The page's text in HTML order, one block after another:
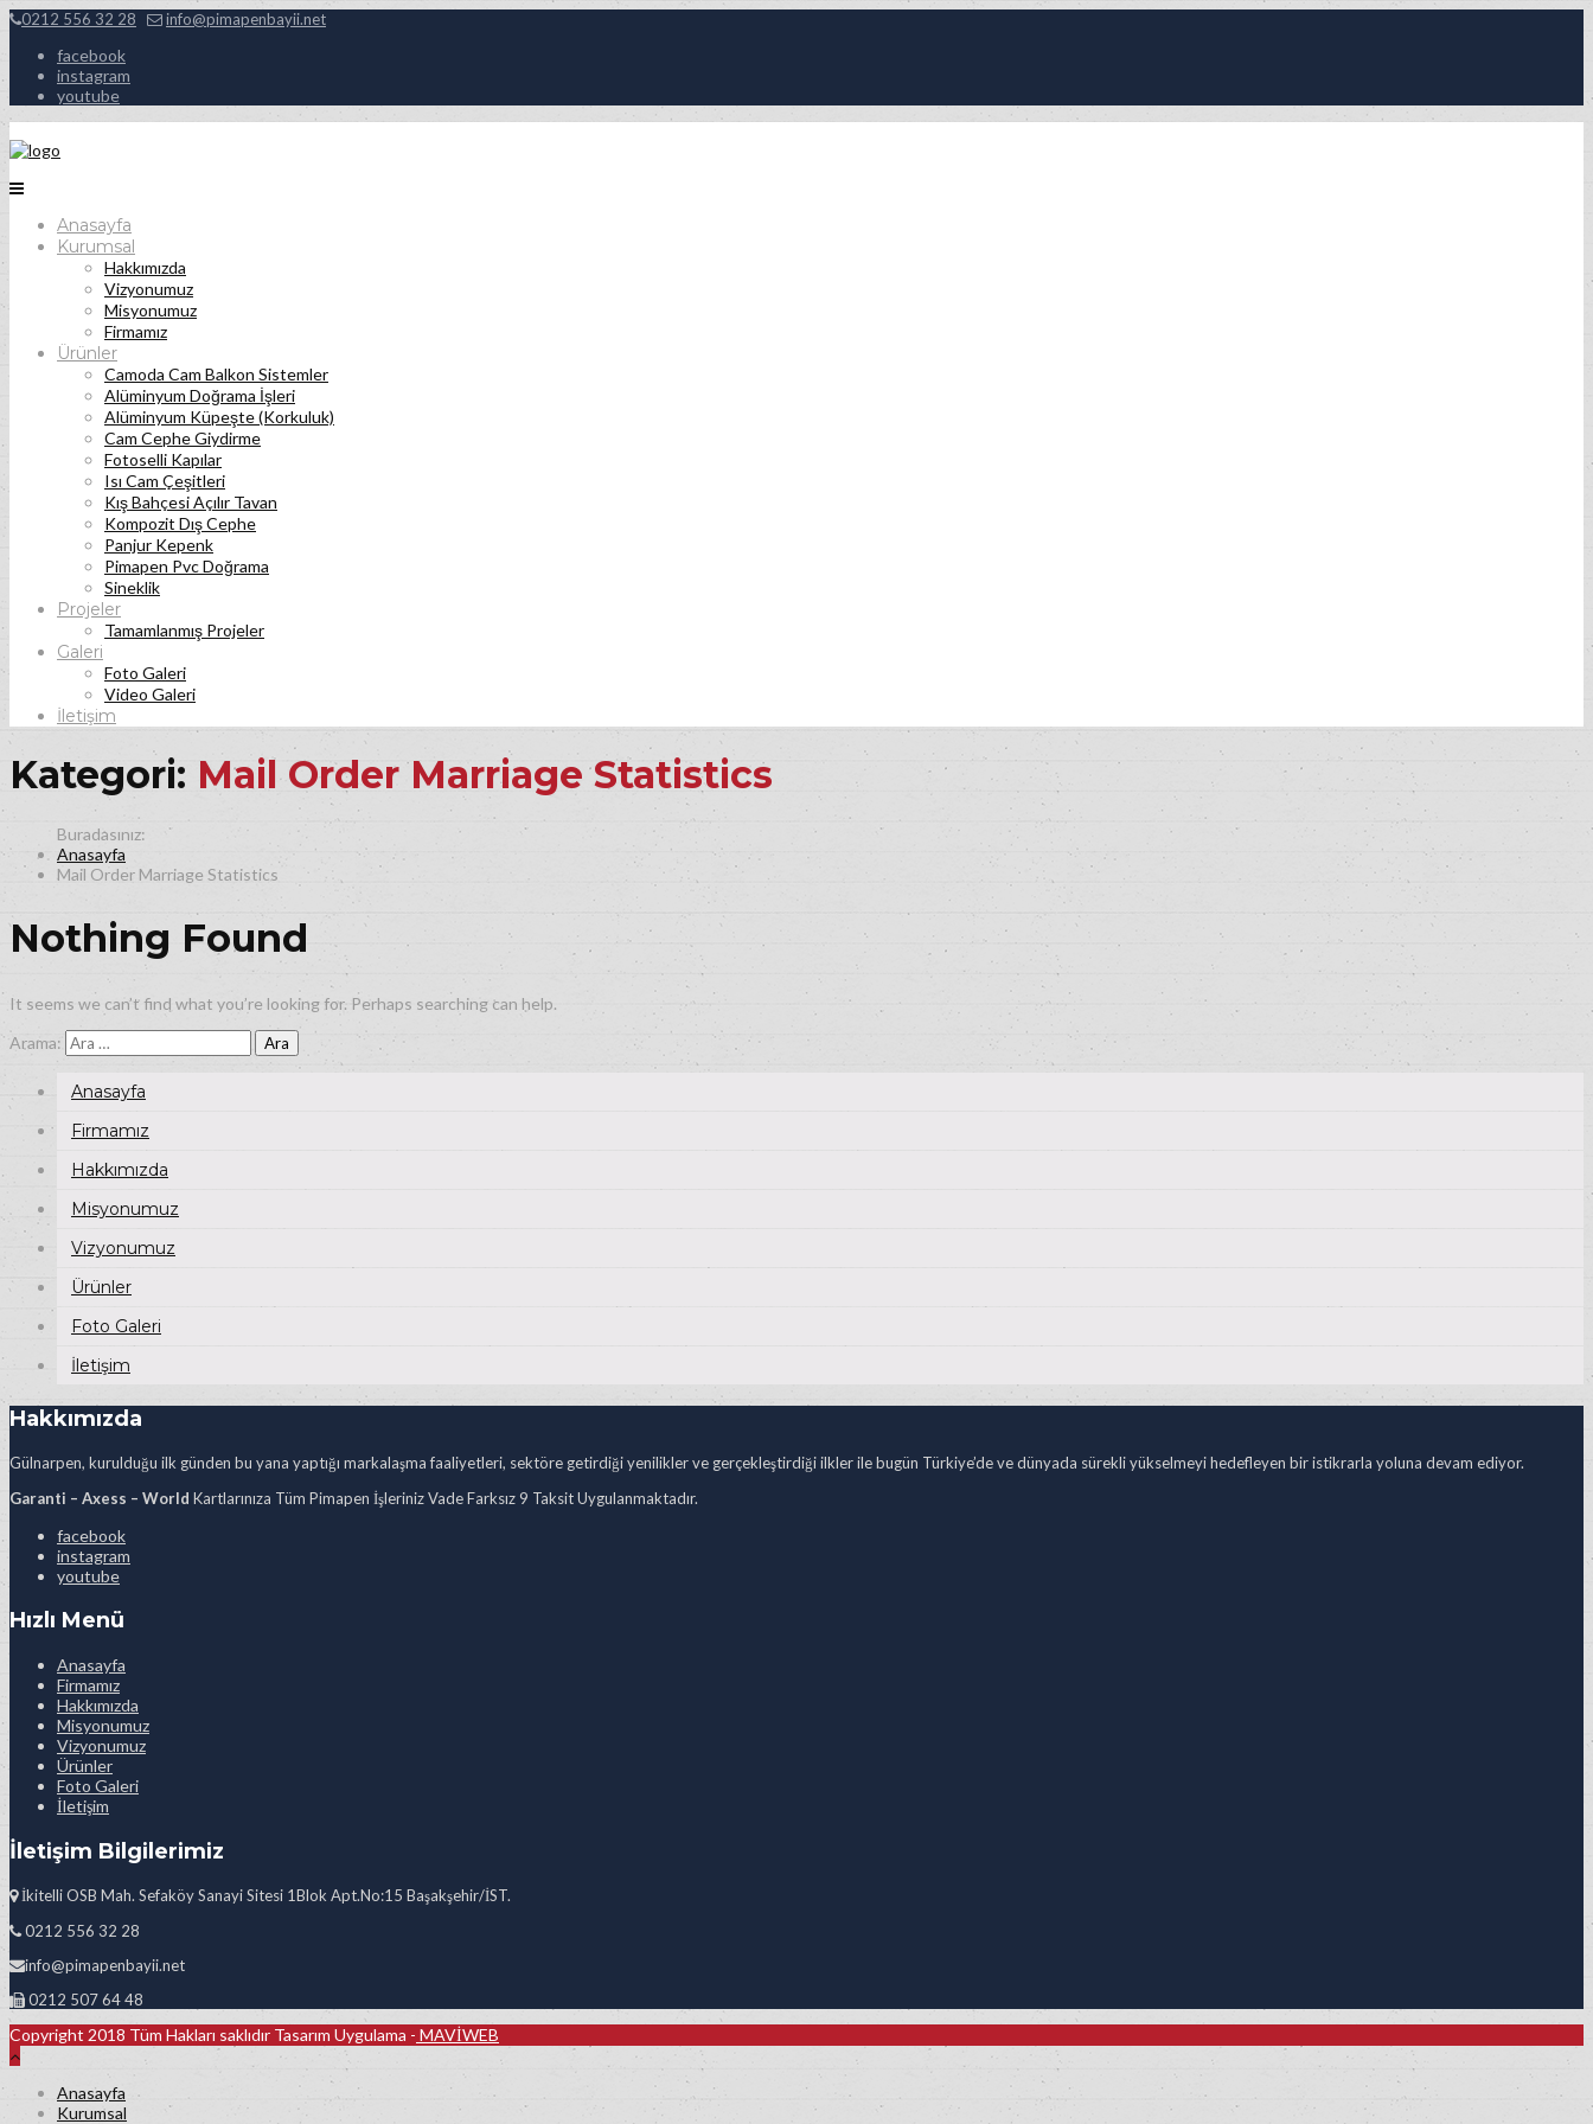
0212 556 32 28 info@pimapenbayii.net
facebook
instagram
youtube
Anasayfa
Kurumsal
Hakkımızda
Vizyonumuz
Misyonumuz
Firmamız
Ürünler
Camoda Cam Balkon Sistemler
Alüminyum Doğrama İşleri
Alüminyum Küpeşte (Korkuluk)
Cam Cephe Giydirme
Fotoselli Kapılar
Isı Cam Çeşitleri
Kış Bahçesi Açılır Tavan
Kompozit Dış Cephe
Panjur Kepenk
Pimapen Pvc Doğrama
Sineklik
Projeler
Tamamlanmış Projeler
Galeri
Foto Galeri
Video Galeri
İletişim
Kategori: Mail Order Marriage Statistics
Anasayfa
Mail Order Marriage Statistics
Nothing Found
It seems we can’t find what you’re looking for. Perhaps searching can help.
Arama:
Anasayfa
Firmamız
Hakkımızda
Misyonumuz
Vizyonumuz
Ürünler
Foto Galeri
İletişim
Hakkımızda
Gülnarpen, kurulduğu ilk günden bu yana yaptığı markalaşma faaliyetleri, sektöre getirdiği yenilikler ve gerçekleştirdiği ilkler ile bugün Türkiye’de ve dünyada sürekli yükselmeyi hedefleyen bir istikrarla yoluna devam ediyor.
Garanti – Axess – World Kartlarınıza Tüm Pimapen İşleriniz Vade Farksız 9 Taksit Uygulanmaktadır.
facebook
instagram
youtube
Hızlı Menü
Anasayfa
Firmamız
Hakkımızda
Misyonumuz
Vizyonumuz
Ürünler
Foto Galeri
İletişim
İletişim Bilgilerimiz
İkitelli OSB Mah. Sefaköy Sanayi Sitesi 1Blok Apt.No:15 Başakşehir/İST.
0212 556 32 28
info@pimapenbayii.net
0212 507 64 48
Copyright 2018 Tüm Hakları saklıdır Tasarım Uygulama - MAVİWEB
Anasayfa
Kurumsal